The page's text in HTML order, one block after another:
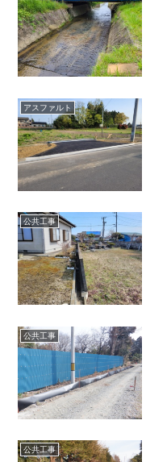
アスファルト
公共工事
公共工事
公共工事